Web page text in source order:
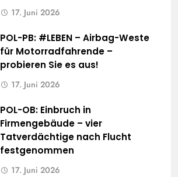
17. Juni 2026
POL-PB: #LEBEN – Airbag-Weste
für Motorradfahrende –
probieren Sie es aus!
17. Juni 2026
POL-OB: Einbruch in
Firmengebäude – vier
Tatverdächtige nach Flucht
festgenommen
17. Juni 2026